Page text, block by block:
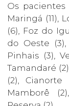
Os
Maringá (11),
(6), Foz do
do Oeste
Pinhais (3),
Tamandaré
(2), Cianorte
Mamborê